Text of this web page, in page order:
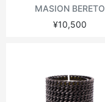
MASION BERETO
¥10,500